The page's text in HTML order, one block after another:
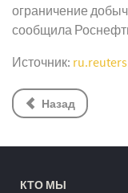
ограничение
сообщила
Источник:
Назад
КТО МЫ